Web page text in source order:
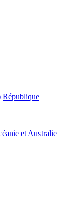
République
et Australie